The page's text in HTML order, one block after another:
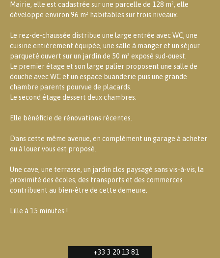
Mairie, elle est cadastrée sur une parcelle de 128 m², elle
développe environ 96 m² habitables sur trois niveaux.
Le rez-de-chaussée distribue une large entrée avec WC, une
cuisine entièrement équipée, une salle à manger et un séjour
parqueté ouvert sur un jardin de 50 m² exposé sud-ouest.
Le premier étage et son large palier proposent une salle de
douche avec WC et un espace buanderie puis une grande
chambre parents pourvue de placards.
Le second étage dessert deux chambres.
Elle bénéficie de rénovations récentes.
Dans cette même avenue, en complément un garage à acheter
ou à louer vous est proposé.
Une cave, une terrasse, un jardin clos paysagé sans vis-à-vis, la
proximité des écoles, des transports et des commerces
contribuent au bien-être de cette demeure.
Lille à 15 minutes !
+33 3 20 13 81